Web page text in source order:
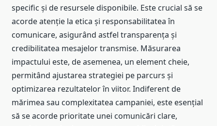
specific și de resursele disponibile. Este crucial să se
acorde atenție la etica și responsabilitatea în
comunicare, asigurând astfel transparența și
credibilitatea mesajelor transmise. Măsurarea
impactului este, de asemenea, un element cheie,
permitând ajustarea strategiei pe parcurs și
optimizarea rezultatelor în viitor. Indiferent de
mărimea sau complexitatea campaniei, este esențial
să se acorde prioritate unei comunicări clare,